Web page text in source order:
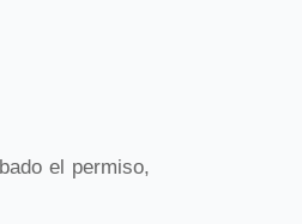
el permiso,